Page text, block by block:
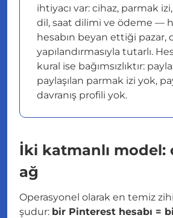
ihtiyacı var: cihaz, parmak
dil, saat dilimi ve ödeme —
hesabın beyan ettiği pazar,
yapılandırmasıyla tutarlı.
kural ise bağımsızlıktır:
paylaşılan parmak izi yok,
davranış profili yok.
İki katmanlı model:
ağ
Operasyonel olarak en temiz
şudur: bir Pinterest hesabı =